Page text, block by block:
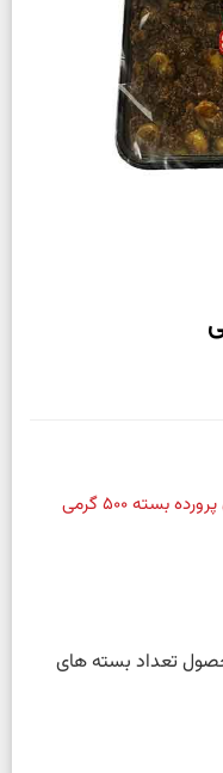
بسته 500 گرمی
تعداد بسته های